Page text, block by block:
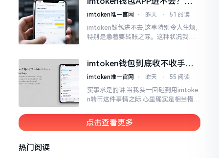
放置在那里会占据一定的空间。
慌，这几种方法帮你快速解决
imtoken唯一官网 ⋅ 昨天 ⋅ 51 阅读
imtoken钱包进不去,这事特别令人生烦,
特别是急着要转账之际。这种状况我遭
imtoken钱包到底收不收手续
费？一文给你说清楚
imtoken唯一官网 ⋅ 昨天 ⋅ 55 阅读
实事求是的讲,当我头一回碰到用imtoke
n转币这件事情之际,心里确实是相当懵懂
给出需要缴纳gas费的提示,这使得我格
外疑惑
点击查看更多
热门阅读